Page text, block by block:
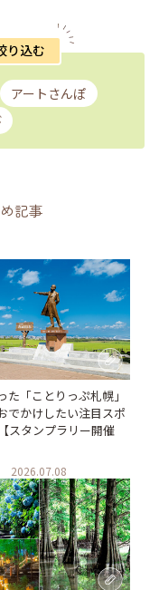
り込む
アートさんぽ
記事
た「ことりっぷ札幌」
でかけしたい注目スポ
スタンプラリー開催
2026.07.08